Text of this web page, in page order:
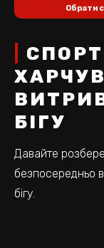
Обрати
БІГУ
Давайте
безпосередньо
бігу.